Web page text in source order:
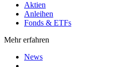
Aktien
Anleihen
Fonds & ETFs
Mehr erfahren
News